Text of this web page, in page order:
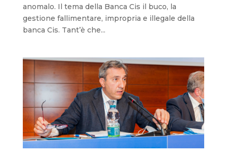
anomalo. Il tema della Banca Cis il buco, la
gestione fallimentare, impropria e illegale della
banca Cis. Tant’è che...